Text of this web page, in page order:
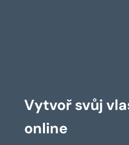
Vytvoř svůj
online